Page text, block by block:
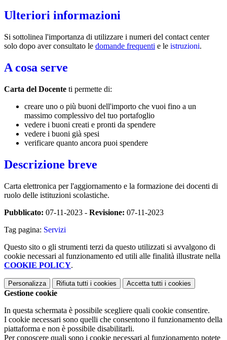
Ulteriori informazioni
Si sottolinea l'importanza di utilizzare i numeri del contact center
solo dopo aver consultato le domande frequenti e le istruzioni.
A cosa serve
Carta del Docente ti permette di:
creare uno o più buoni dell'importo che vuoi fino a un
massimo complessivo del tuo portafoglio
vedere i buoni creati e pronti da spendere
vedere i buoni già spesi
verificare quanto ancora puoi spendere
Descrizione breve
Carta elettronica per l'aggiornamento e la formazione dei docenti di
ruolo delle istituzioni scolastiche.
Pubblicato: 07-11-2023 - Revisione: 07-11-2023
Tag pagina: Servizi
Questo sito o gli strumenti terzi da questo utilizzati si avvalgono di
cookie necessari al funzionamento ed utili alle finalità illustrate nella
COOKIE POLICY.
Personalizza Rifiuta tutti i cookies Accetta tutti i cookies
Gestione cookie
In questa schermata è possibile scegliere quali cookie consentire.
I cookie necessari sono quelli che consentono il funzionamento della
piattaforma e non è possibile disabilitarli.
Per conoscere quali sono i cookie necessari al funzionamento potete